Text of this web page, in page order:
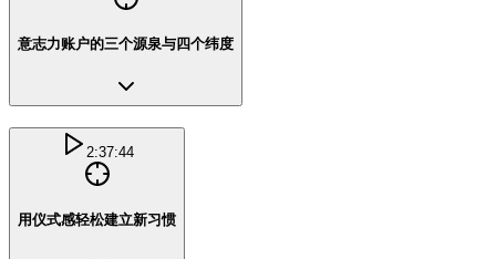
意志力账户的三个源泉与四个纬度
2:37:44
用仪式感轻松建立新习惯